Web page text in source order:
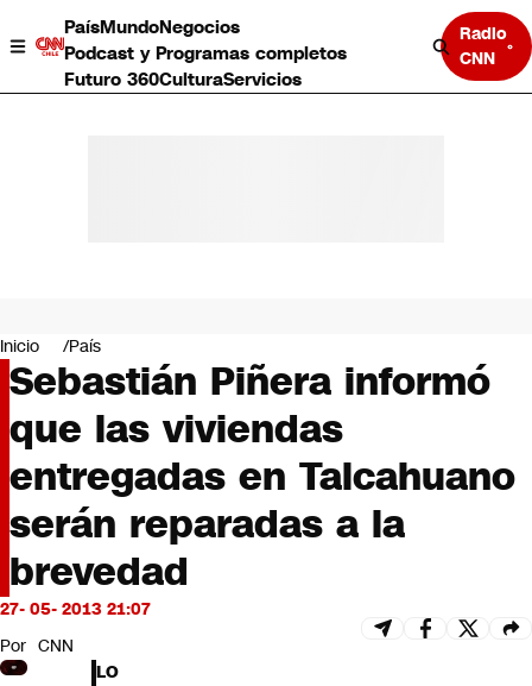
PaísMundoNegocios
Podcast y Programas completos
Futuro 360CulturaServicios
Radio
CNN
Negocios
Deportes
Programas completos
Cultura
Servicios
Bits
CNN Data
CNN tiempo
Opinión
Inicio País
Sebastián Piñera informó
que las viviendas
entregadas en Talcahuano
serán reparadas a la
brevedad
27- 05- 2013 21:07
Por CNN
LO